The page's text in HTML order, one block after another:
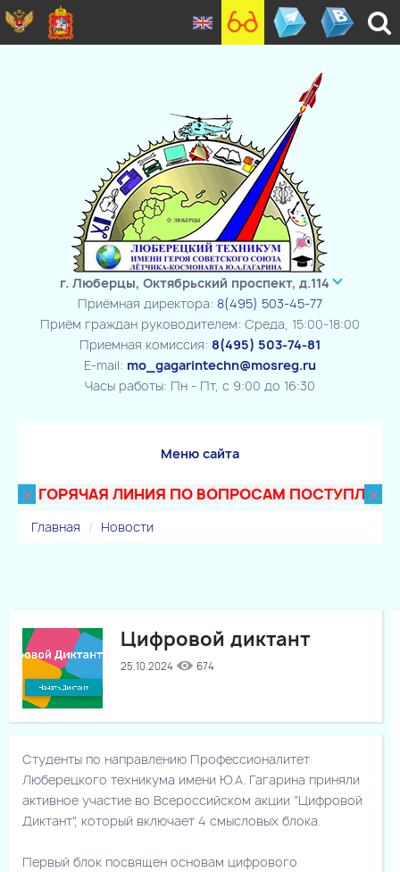
г. Люберцы, Октябрьский проспект, д.114
Приёмная директора: 8(495) 503-45-77
Приём граждан руководителем: Среда, 15:00-18:00
Приемная комиссия: 8(495) 503-74-81
E-mail: mo_gagarintechn@mosreg.ru
Часы работы: Пн - Пт, с 9:00 до 16:30
Меню сайта
×ГОРЯЧАЯ ЛИНИЯ ПО ВОПРОСАМ ПОСТУПЛЕНИЯ
×
Главная Новости
Цифровой диктант
25.10.2024 674
Студенты по направлению Профессионалитет
Люберецкого техникума имени Ю.А. Гагарина приняли
активное участие во Всероссийском акции "Цифровой
Диктант", который включает 4 смысловых блока.
Первый блок посвящен основам цифрового